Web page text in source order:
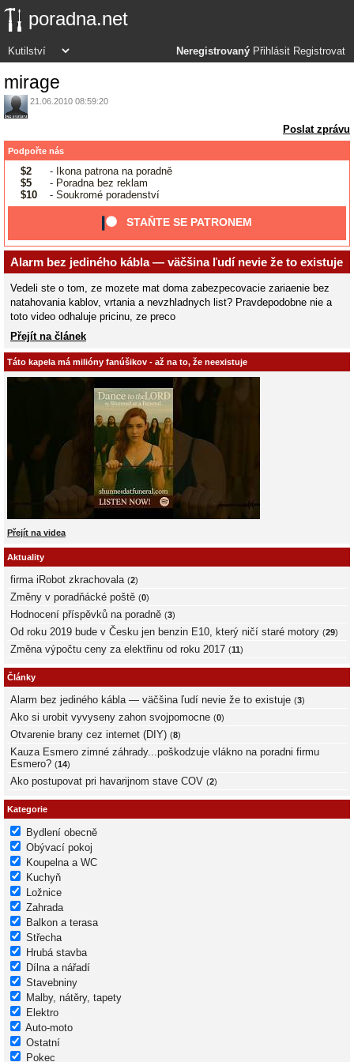
poradna.net
Neregistrovaný Přihlásit Registrovat
mirage
21.06.2010 08:59:20
Poslat zprávu
Podpořte nás
$2
- Ikona patrona na poradně
$5
- Poradna bez reklam
$10
- Soukromé poradenství
STAŇTE SE PATRONEM
Alarm bez jediného kábla — väčšina ľudí nevie že to existuje
Vedeli ste o tom, ze mozete mat doma zabezpecovacie zariaenie bez
natahovania kablov, vrtania a nevzhladnych list? Pravdepodobne nie a
toto video odhaluje pricinu, ze preco
Přejít na článek
Táto kapela má milióny fanúšikov - až na to, že neexistuje
Přejít na videa
Aktuality
firma iRobot zkrachovala (2)
Změny v poradňácké poště (0)
Hodnocení příspěvků na poradně (3)
Od roku 2019 bude v Česku jen benzin E10, který ničí staré motory (29)
Změna výpočtu ceny za elektřinu od roku 2017 (11)
Články
Alarm bez jediného kábla — väčšina ľudí nevie že to existuje (3)
Ako si urobit vyvyseny zahon svojpomocne (0)
Otvarenie brany cez internet (DIY) (8)
Kauza Esmero zimné záhrady...poškodzuje vlákno na poradni firmu
Esmero? (14)
Ako postupovat pri havarijnom stave COV (2)
Kategorie
Bydlení obecně
Obývací pokoj
Koupelna a WC
Kuchyň
Ložnice
Zahrada
Balkon a terasa
Střecha
Hrubá stavba
Dílna a nářadí
Stavebniny
Malby, nátěry, tapety
Elektro
Auto-moto
Ostatní
Pokec